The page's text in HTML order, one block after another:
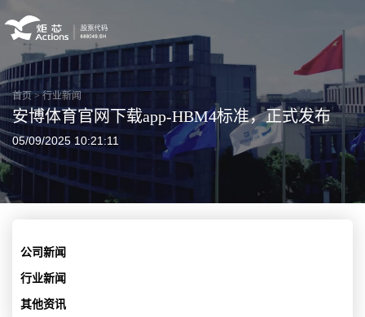
首页>行业新闻
安博体育官网下载app-HBM4标准，正式发布
05/09/2025 10:21:11
公司新闻
行业新闻
其他资讯